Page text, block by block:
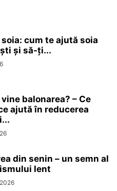
cum te ajută soia
și să-ți...
balonarea? – Ce
ajută în reducerea
din senin – un semn al
lent